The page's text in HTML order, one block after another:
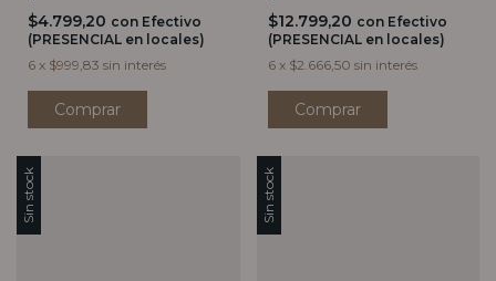
$4.799,20 con Efectivo
(PRESENCIAL en locales)
6 x $999,83 sin interés
Comprar
$12.799,20 con Efectivo
(PRESENCIAL en locales)
6 x $2.666,50 sin interés
Comprar
Sin stock Sin stock